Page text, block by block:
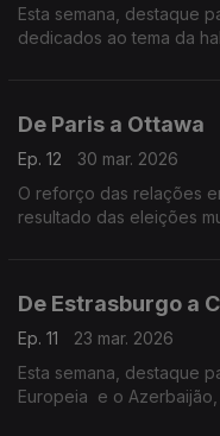
Esta semana, destaque
dedicados ao tema da
De Paris a Ottawa
Ep. 12
30 mar. 2026
O reforço das relações
resultado das eleições
De Estrasburgo a
Ep. 11
23 mar. 2026
Esta semana, destaque
Europeia e o